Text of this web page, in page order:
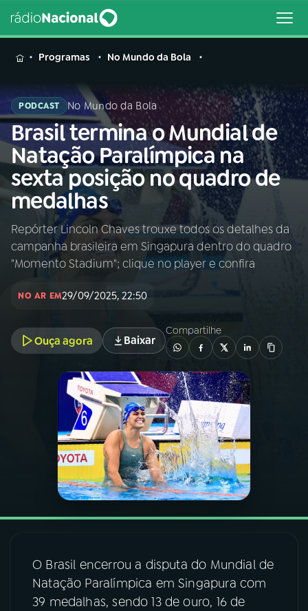
MENU
Buscar
na
Rádio
Nacional
Buscar
01INÍCIO
02A RÁDIO
03PROGRAMAÇÃO
PROGRAMAS
PODCASTS
VIDEOCASTS
07ÚLTIMAS
08 FESTIVAL DE MÚSICA
Programas No Mundo da Bola
PODCAST No Mundo da Bola
Brasil termina o Mundial de
Natação Paralímpica na
sexta posição no quadro de
medalhas
Repórter Lincoln Chaves trouxe todos os detalhes da
campanha brasileira em Singapura dentro do quadro
"Momento Stadium"; clique no player e confira
NO AR EM29/09/2025, 22:50
Ouça agora Baixar
Compartilhe
O Brasil encerrou a disputa do Mundial de
Natação Paralímpica em Singapura com
39 medalhas, sendo 13 de ouro, 16 de